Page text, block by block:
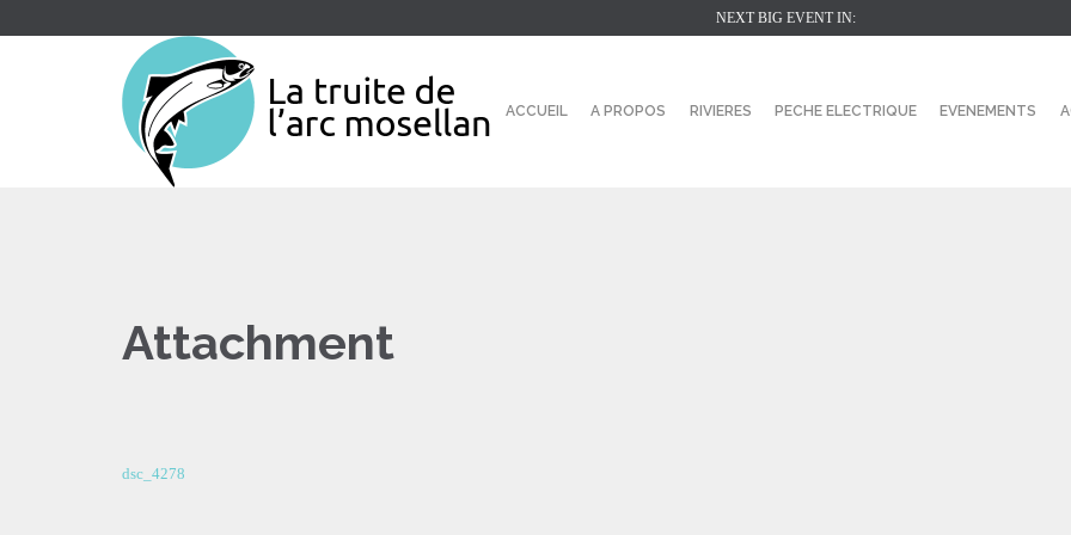
NEXT BIG EVENT IN:
ACCUEIL A PROPOS RIVIERES PECHE ELECTRIQUE EVENEMENTS
Attachment
dsc_4278